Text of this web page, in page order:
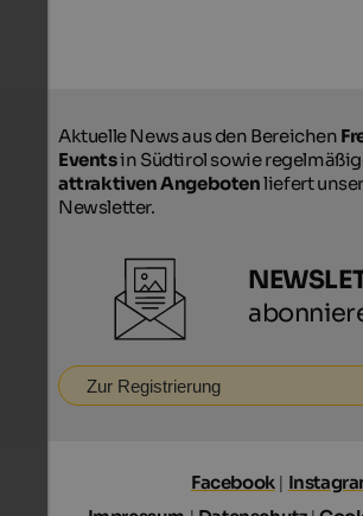
Aktuelle News aus den Bereichen
Eventsin Südtirol sowie
attraktiven Angebotenliefert
Newsletter.
Zur Registrierung
Facebook |